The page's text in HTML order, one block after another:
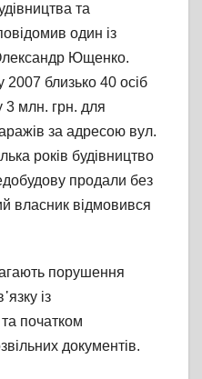
та
один із
Ющенко.
2007 близько 40 осіб
3 млн. грн. для
за адресою вул.
років будівництво
продали без
власник відмовився
порушення
із
початком
документів.